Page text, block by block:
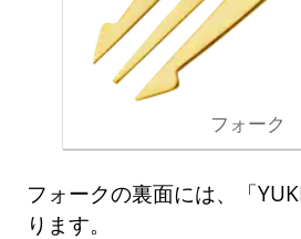
フォーク
フォークの裏面には、「
ります。